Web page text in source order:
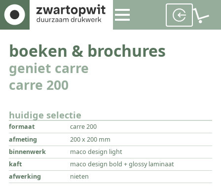
boeken & brochures
geniet carre
carre 200
huidige selectie
formaat
carre 200
afmeting
200 x 200 mm
binnenwerk
maco design light
kaft
maco design bold + glossy laminaat
afwerking
nieten